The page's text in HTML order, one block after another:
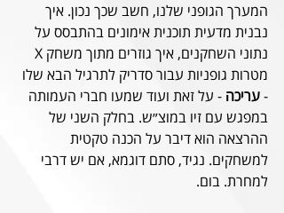
המערך הגופני שלנו, חשב שכך נכון. איך
נבנית מדעית תוכנית אימונים בהתבסס על
מטרות גופניות עבור סדריק לתרגיל הבא שלו
- עריכה - על זאת ועוד שמעו חברי העמותה
במפגש עם זיו במוצ״ש. בחלק השני של
ההרצאה הוא דיבר על הכנה טקטית
למשחקים. נגיד, סתם דוגמא, אם יש דרבי
למחרת. בום.